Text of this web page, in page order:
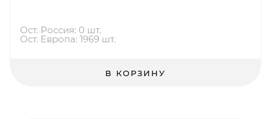
Ост. Россия: 0 шт.
Ост. Европа: 1969 шт.
В КОРЗИНУ